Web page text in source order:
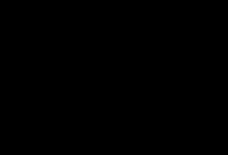
Completo Para
Speaker Ideal Na
Amazon